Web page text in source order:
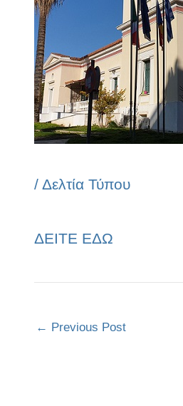
/ Δελτία Τύπου
ΔΕΙΤΕ ΕΔΩ
← Previous Post